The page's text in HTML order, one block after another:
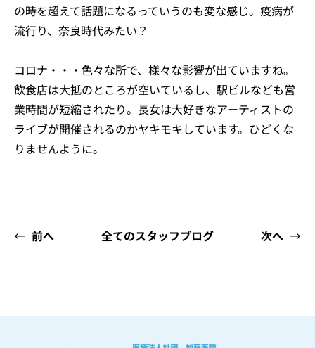
の時を超えて話題になるっていうのも変な感じ。疫病が
流行り、奈良時代みたい？
コロナ・・・色々な所で、様々な影響が出ていますね。
飲食店は大抵のところが空いているし、駅ビルなども営
業時間が短縮されたり。長女は大好きなアーティストの
ライブが開催されるのかヤキモキしています。ひどくな
りませんように。
← 前へ 全てのスタッフブログ 次へ →